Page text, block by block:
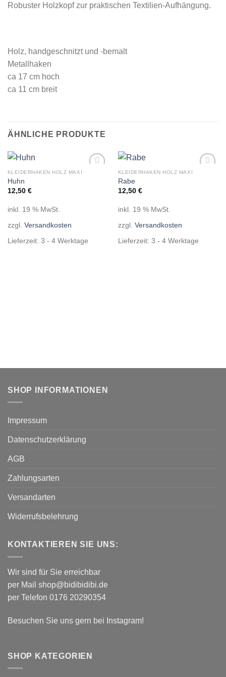
Robuster Holzkopf zur praktischen Textilien-Aufhängung.
Holz, handgeschnitzt und -bemalt
Metallhaken
ca 17 cm hoch
ca 11 cm breit
ÄHNLICHE PRODUKTE
KLEIDERHAKEN HOLZ MAXI
Huhn
12,50 €
inkl. 19 % MwSt.
zzgl. Versandkosten
Lieferzeit: 3 - 4 Werktage
KLEIDERHAKEN HOLZ MAXI
Rabe
12,50 €
inkl. 19 % MwSt.
zzgl. Versandkosten
Lieferzeit: 3 - 4 Werktage
SHOP INFORMATIONEN
Impressum
Datenschutzerklärung
AGB
Zahlungsarten
Versandarten
Widerrufsbelehrung
KONTAKTIEREN SIE UNS:
Wir sind für Sie erreichbar
per Mail shop@bidibidibi.de
per Telefon 0176 20290354
Besuchen Sie uns gern bei Instagram!
SHOP KATEGORIEN